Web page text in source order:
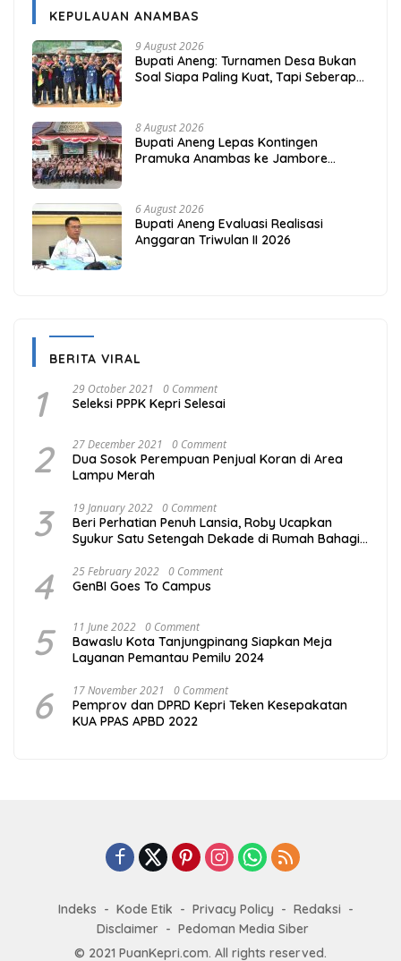
KEPULAUAN ANAMBAS
9 August 2026
Bupati Aneng: Turnamen Desa Bukan
Soal Siapa Paling Kuat, Tapi Seberapa
8 August 2026
Bupati Aneng Lepas Kontingen
Pramuka Anambas ke Jambore
6 August 2026
Bupati Aneng Evaluasi Realisasi
Anggaran Triwulan II 2026
BERITA VIRAL
1 29 October 2021 0 Comment
Seleksi PPPK Kepri Selesai
2 27 December 2021 0 Comment
Dua Sosok Perempuan Penjual Koran di Area
Lampu Merah
3 19 January 2022 0 Comment
Beri Perhatian Penuh Lansia, Roby Ucapkan
Syukur Satu Setengah Dekade di Rumah Bahagia
4 25 February 2022 0 Comment
GenBI Goes To Campus
5 11 June 2022 0 Comment
Bawaslu Kota Tanjungpinang Siapkan Meja
Layanan Pemantau Pemilu 2024
6 17 November 2021 0 Comment
Pemprov dan DPRD Kepri Teken Kesepakatan
KUA PPAS APBD 2022
Indeks Kode Etik Privacy Policy
Redaksi
Disclaimer
Pedoman Media Siber
© 2021 PuanKepri.com. All rights reserved.